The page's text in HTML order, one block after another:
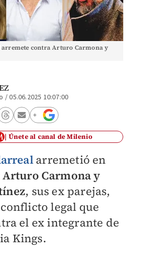
contra Arturo Carmona y
/05.06.2025 10:07:00
Únete al canal de Milenio
arremetió en
Arturo Carmona y
, sus ex parejas,
legal que
el ex integrante de
Kings.